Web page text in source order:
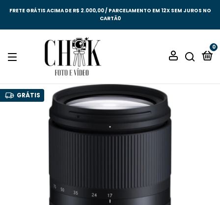
FRETE GRÁTIS ACIMA DE R$ 2.000,00 / PARCELAMENTO EM 12X SEM JUROS NO
CARTÃ0
0
GRÁTIS